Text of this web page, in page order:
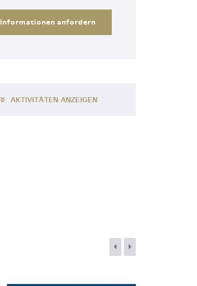
Informationen anfordern
AKTIVITÄTEN ANZEIGEN